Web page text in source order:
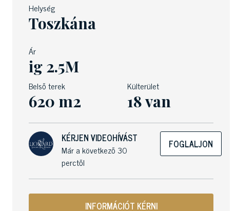
Helység
Toszkána
Ár
ig 2.5M
Belső terek
620 m2
Külterület
18 van
KÉRJEN VIDEOHÍVÁST
Már a következő 30
perctől
FOGLALJON
INFORMÁCIÓT KÉRNI